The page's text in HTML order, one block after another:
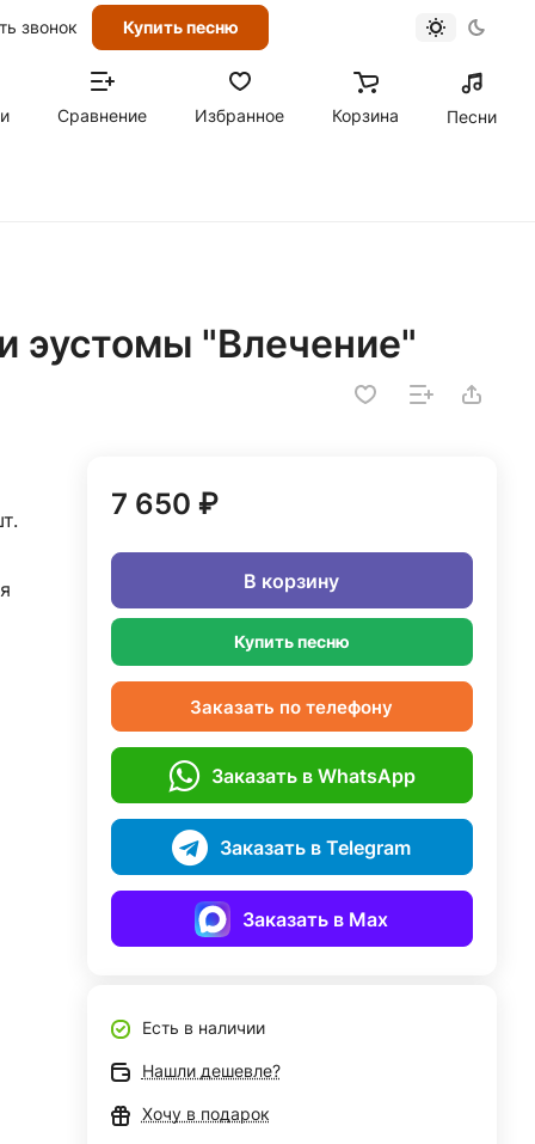
звонок Купить песню
Сравнение Избранное Корзина Песни
эустомы "Влечение"
7 650 ₽
В корзину
Купить песню
Заказать по телефону
Заказать в WhatsApp
Заказать в Telegram
Заказать в Max
Есть в наличии
Нашли дешевле?
Хочу в подарок